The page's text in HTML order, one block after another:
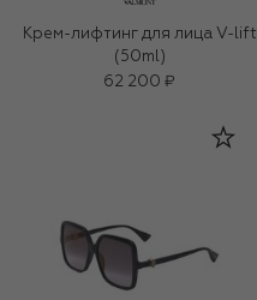
Крем-лифтинг для лица V-lift
(50ml)
62 200 ₽